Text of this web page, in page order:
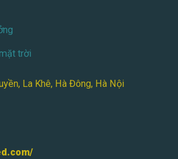
trời
La Khê, Hà Đông, Hà Nội